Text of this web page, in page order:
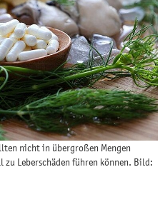
nicht in übergroßen Mengen
zu Leberschäden führen können. Bild: